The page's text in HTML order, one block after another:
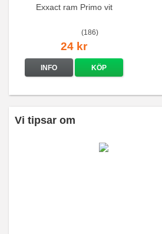
Exxact ram Primo vit
(186)
24 kr
INFO KÖP
Vi tipsar om